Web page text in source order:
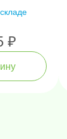
₽